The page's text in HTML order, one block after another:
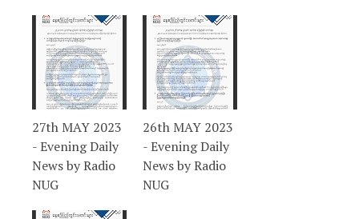
27th MAY 2023
- Evening Daily
News by Radio
NUG
26th MAY 2023
- Evening Daily
News by Radio
NUG